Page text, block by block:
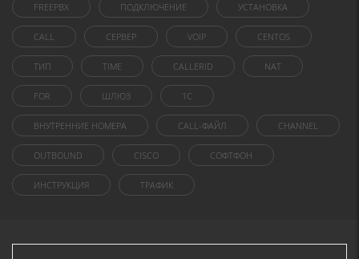
FREEPBX ПОДКЛЮЧЕНИЕ УСТАНОВКА
CALL СЕРВЕР VOIP CENTOS
ТИП TIME CALLERID NAT
FOR ШЛЮЗ 1C
ВНУТРЕННИЕ НОМЕРА CALL-ФАЙЛ CHANNEL
OUTBOUND CISCO СОФТФОН
ИНСТРУКЦИЯ ТРАФИК